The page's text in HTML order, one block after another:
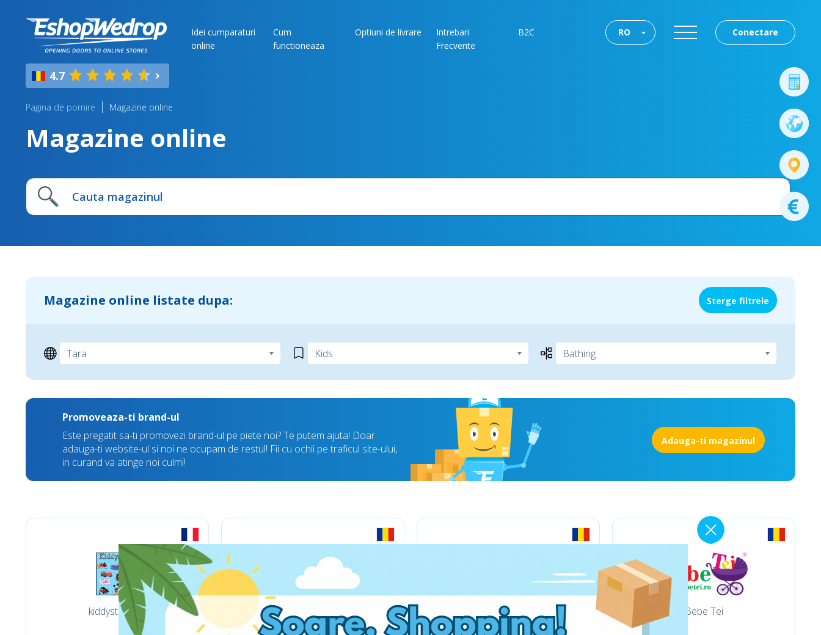
Idei cumparaturi
online
Cum
functioneaza
Optiuni de livrare
Intrebari
Frecvente
B2C Conectare
RO
4.7
Pagina de pornire Magazine online
Magazine online
Magazine online listate dupa: Sterge filtrele
Promoveaza-ti brand-ul
Este pregatit sa-ti promovezi brand-ul pe piete noi? Te putem ajuta! Doar
adauga-ti website-ul si noi ne ocupam de restul! Fii cu ochii pe traficul site-ului,
in curand va atinge noi culmi!
Adauga-ti magazinul
kiddystores.fr Auchan Bebe Tei